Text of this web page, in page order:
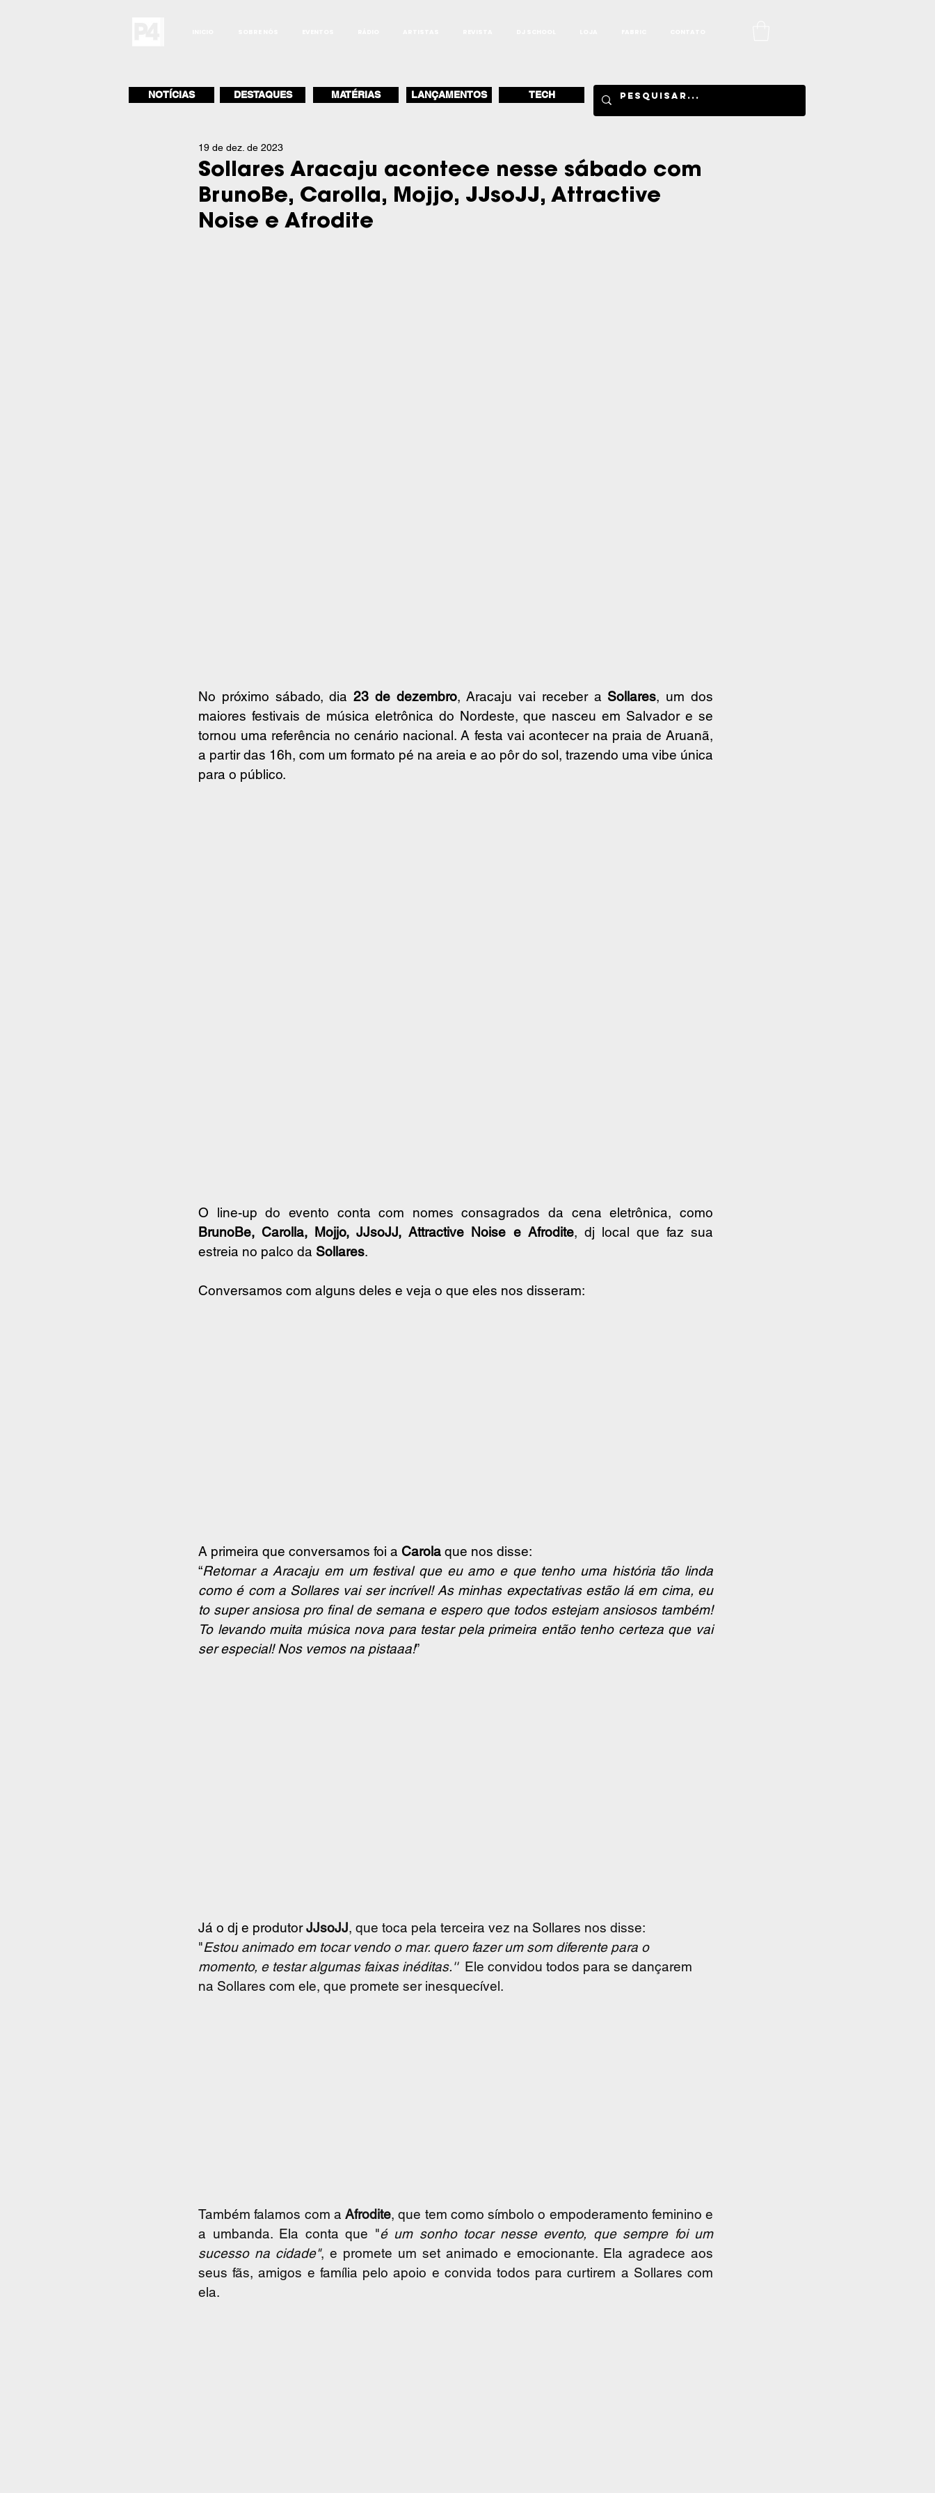
NOTÍCIAS DESTAQUES MATÉRIAS LANÇAMENTOS TECH
Sollares Aracaju acontece nesse sábado com
BrunoBe, Carolla, Mojjo, JJsoJJ, Attractive
Noise e Afrodite
19 de dez. de 2023
No próximo sábado, dia 23 de dezembro, Aracaju vai receber a Sollares, um dos
maiores festivais de música eletrônica do Nordeste, que nasceu em Salvador e se
tornou uma referência no cenário nacional. A festa vai acontecer na praia de Aruanã,
a partir das 16h, com um formato pé na areia e ao pôr do sol, trazendo uma vibe única
para o público.
BrunoBe, Carolla, Mojjo, JJsoJJ, Attractive Noise e Afrodite, dj local que faz sua
estreia no palco da Sollares.
Conversamos com alguns deles e veja o que eles nos disseram:
A primeira que conversamos foi a Carola que nos disse:
“Retornar a Aracaju em um festival que eu amo e que tenho uma história tão linda
como é com a Sollares vai ser incrível! As minhas expectativas estão lá em cima, eu
to super ansiosa pro final de semana e espero que todos estejam ansiosos também!
To levando muita música nova para testar pela primeira então tenho certeza que vai
ser especial! Nos vemos na pistaaa!”
Já o dj e produtor JJsoJJ, que toca pela terceira vez na Sollares nos disse:
"Estou animado em tocar vendo o mar. quero fazer um som diferente para o
momento, e testar algumas faixas inéditas.''
  Ele convidou todos para se dançarem
na Sollares com ele, que promete ser inesquecível.
Também falamos com a Afrodite, que tem como símbolo o empoderamento feminino e
a umbanda. Ela conta que "é um sonho tocar nesse evento, que sempre foi um
sucesso na cidade", e promete um set animado e emocionante. Ela agradece aos
seus fãs, amigos e família pelo apoio e convida todos para curtirem a Sollares com
ela.